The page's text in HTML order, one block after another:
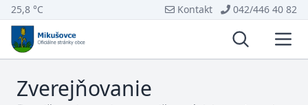
25,8 °C Kontakt 042/446 40 82
Vyhľadávanie
Zverejňovanie